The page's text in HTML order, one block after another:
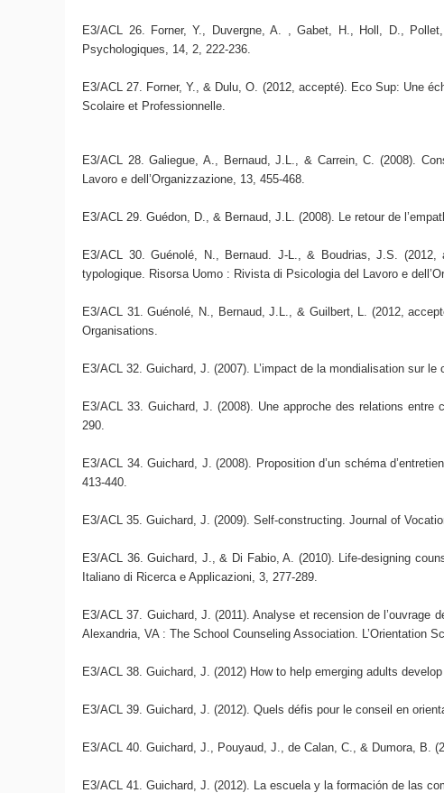
E3/ACL 26. Forner, Y., Duvergne, A. , Gabet, H., Holl, D.,
Psychologiques, 14, 2, 222-236.
E3/ACL 27. Forner, Y., & Dulu, O. (2012, accepté). Eco Sup: Une
Scolaire et Professionnelle.
E3/ACL 28. Galiegue, A., Bernaud, J.L., & Carrein, C. (2008).
Lavoro e dell’Organizzazione, 13, 455-468.
E3/ACL 29. Guédon, D., & Bernaud, J.L. (2008). Le retour de
E3/ACL 30. Guénolé, N., Bernaud. J-L., & Boudrias, J.S. (2012,
typologique. Risorsa Uomo : Rivista di Psicologia del Lavoro e
E3/ACL 31. Guénolé, N., Bernaud, J.L., & Guilbert, L. (2012,
Organisations.
E3/ACL 32. Guichard, J. (2007). L’impact de la mondialisation sur
E3/ACL 33. Guichard, J. (2008). Une approche des relations
290.
E3/ACL 34. Guichard, J. (2008). Proposition d’un schéma
413-440.
E3/ACL 35. Guichard, J. (2009). Self-constructing. Journal of
E3/ACL 36. Guichard, J., & Di Fabio, A. (2010). Life-designing
Italiano di Ricerca e Applicazioni, 3, 277-289.
E3/ACL 37. Guichard, J. (2011). Analyse et recension de
Alexandria, VA : The School Counseling Association. L’Orientation
E3/ACL 38. Guichard, J. (2012) How to help emerging adults
E3/ACL 39. Guichard, J. (2012). Quels défis pour le conseil en
E3/ACL 40. Guichard, J., Pouyaud, J., de Calan, C., & Dumora, B.
E3/ACL 41. Guichard, J. (2012). La escuela y la formación de las